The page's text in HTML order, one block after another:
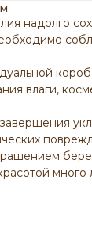
надолго
влаги,
много